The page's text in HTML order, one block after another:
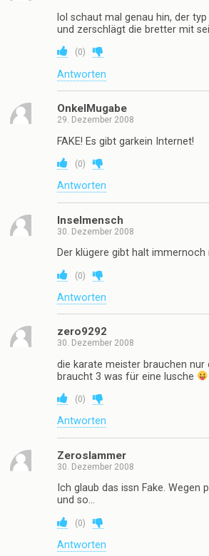
lol schaut mal genau hin, der
und zerschlägt die bretter mit
(0)
Antworten
OnkelMugabe
29. Dezember 2008
FAKE! Es gibt garkein Internet!
(0)
Antworten
Inselmensch
30. Dezember 2008
Der klügere gibt halt immernoch
(0)
Antworten
zero9292
30. Dezember 2008
die karate meister brauchen nur
braucht 3 was für eine lusche
(0)
Antworten
Zeroslammer
30. Dezember 2008
Ich glaub das issn Fake. Wegen
und so…
(0)
Antworten